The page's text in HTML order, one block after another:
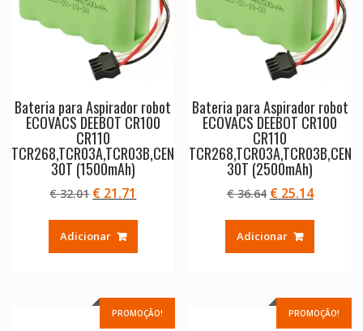
Bateria para Aspirador robot
ECOVACS DEEBOT CR100
CR110
TCR268,TCR03A,TCR03B,CEN
30T (1500mAh)
€32.01 O
original
era:
€ 21.71
Adicionar
Bateria para Aspirador robot
ECOVACS DEEBOT CR100
CR110
TCR268,TCR03A,TCR03B,CEN
30T (2500mAh)
€36.64 O
original
era:
€25.14O
Adicionar
PROMOÇÃO! PROMOÇÃO!